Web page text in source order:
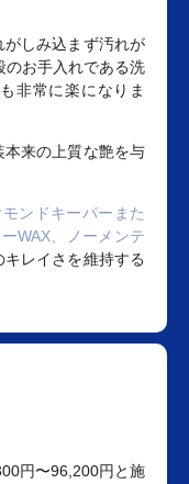
しみ込まず汚れが
のお手入れである洗
非常に楽になりま
来の上質な艶を与
ンドキーパーまた
WAX、ノーメンテ
レイさを維持する
円〜96,200円と施